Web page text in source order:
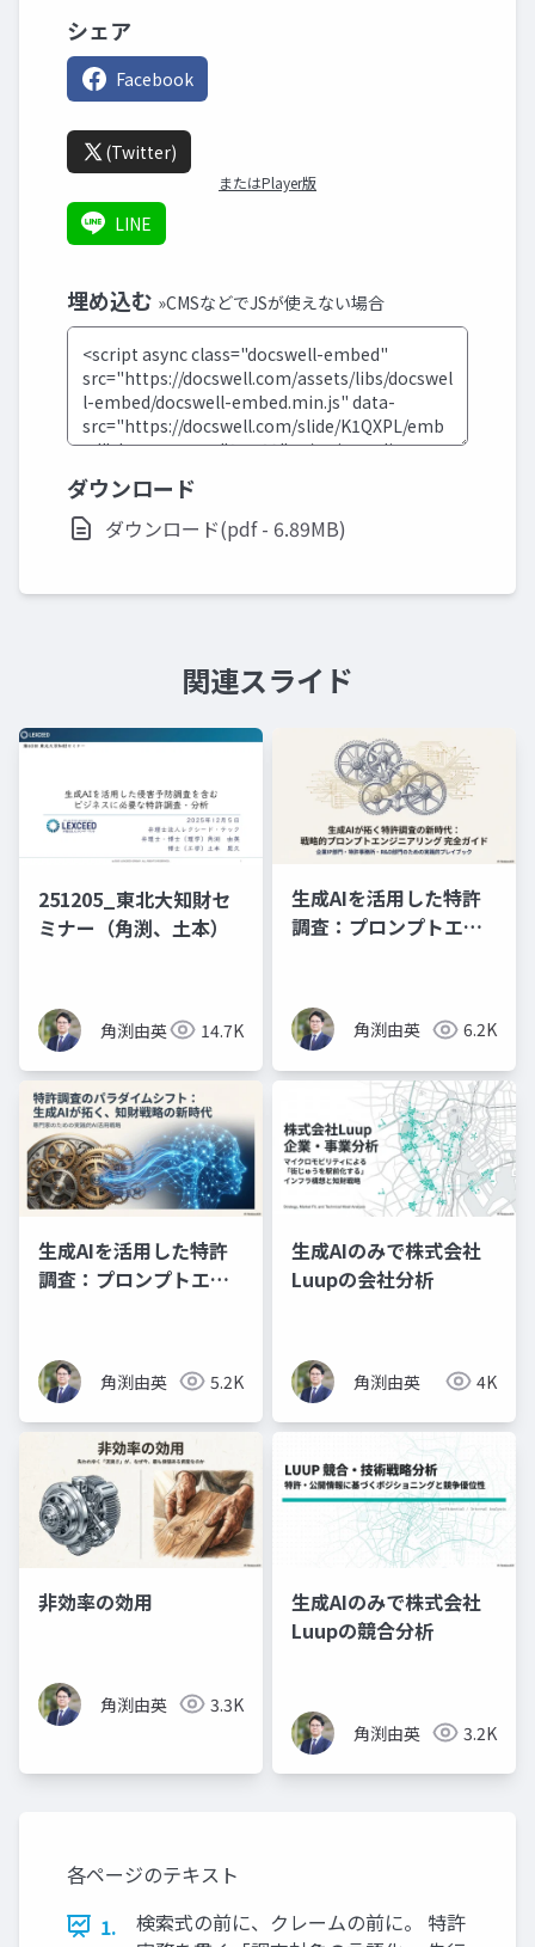
シェア
Facebook
(Twitter)
またはPlayer版
LINE
埋め込む »CMSなどでJSが使えない場合
ダウンロード
ダウンロード(pdf - 6.89MB)
関連スライド
251205_東北大知財セ
ミナー（角渕、土本）
角渕由英 14.7K
生成AIを活用した特許
調査：プロンプトエン
角渕由英 6.2K
生成AIを活用した特許
調査：プロンプトエン
角渕由英 5.2K
生成AIのみで株式会社
Luupの会社分析
角渕由英 4K
非効率の効用
角渕由英 3.3K
生成AIのみで株式会社
Luupの競合分析
角渕由英 3.2K
各ページのテキスト
1.
検索式の前に、クレームの前に。 特許